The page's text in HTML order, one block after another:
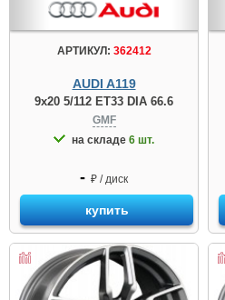
АРТИКУЛ: 362412
AUDI A119
9x20 5/112 ET33 DIA 66.6
GMF
на складе 6 шт.
- ₽ / диск
купить